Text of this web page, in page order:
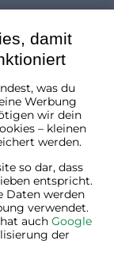
damit
was du
Werbung
wir dein
– kleinen
werden.
so dar, dass
entspricht.
Daten werden
verwendet.
auch Google
der